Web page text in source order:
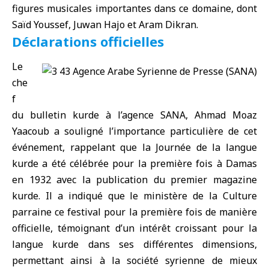
figures musicales importantes dans ce domaine, dont
Saïd Youssef, Juwan Hajo et Aram Dikran.
Déclarations officielles
Le
che
f
du bulletin kurde à l’agence SANA, Ahmad Moaz
Yaacoub a souligné l’importance particulière de cet
événement, rappelant que la Journée de la langue
kurde a été célébrée pour la première fois à Damas
en 1932 avec la publication du premier magazine
kurde. Il a indiqué que le ministère de la Culture
parraine ce festival pour la première fois de manière
officielle, témoignant d’un intérêt croissant pour la
langue kurde dans ses différentes dimensions,
permettant ainsi à la société syrienne de mieux